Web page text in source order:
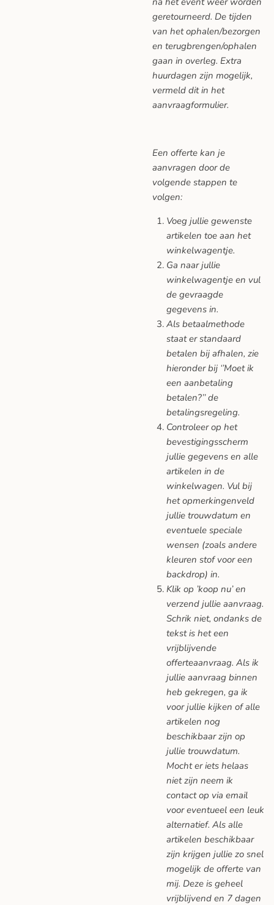
geretourneerd. De tijden
van het ophalen/bezorgen
en terugbrengen/ophalen
gaan in overleg. Extra
huurdagen zijn mogelijk,
vermeld dit in het
aanvraagformulier.
Een offerte kan je
aanvragen door de
volgende stappen te
volgen:
Voeg jullie gewenste
artikelen toe aan het
winkelwagentje.
Ga naar jullie
winkelwagentje en vul
de gevraagde
gegevens in.
Als betaalmethode
staat er standaard
betalen bij afhalen, zie
hieronder bij ‘’Moet ik
een aanbetaling
betalen?’’ de
betalingsregeling.
Controleer op het
bevestigingsscherm
jullie gegevens en alle
artikelen in de
winkelwagen. Vul bij
het opmerkingenveld
jullie trouwdatum en
eventuele speciale
wensen (zoals andere
kleuren stof voor een
backdrop) in.
Klik op ’koop nu’ en
verzend jullie aanvraag.
Schrik niet, ondanks de
tekst is het een
vrijblijvende
offerteaanvraag. Als ik
jullie aanvraag binnen
heb gekregen, ga ik
voor jullie kijken of alle
artikelen nog
beschikbaar zijn op
jullie trouwdatum.
Mocht er iets helaas
niet zijn neem ik
contact op via email
voor eventueel een leuk
alternatief. Als alle
artikelen beschikbaar
zijn krijgen jullie zo snel
mogelijk de offerte van
mij. Deze is geheel
vrijblijvend en 7 dagen